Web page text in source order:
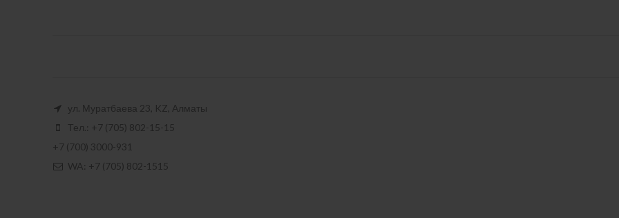
ул. Муратбаева 23, KZ, Алматы
Тел.: +7 (705) 802-15-15
+7 (700) 3000-931
WA: +7 (705) 802-1515